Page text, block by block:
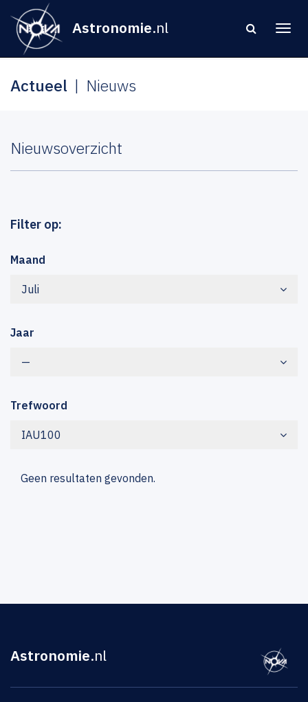
Astronomie.nl
Actueel Nieuws
Nieuwsoverzicht
Filter op:
Maand
Juli
Jaar
—
Trefwoord
IAU100
Geen resultaten gevonden.
Astronomie.nl